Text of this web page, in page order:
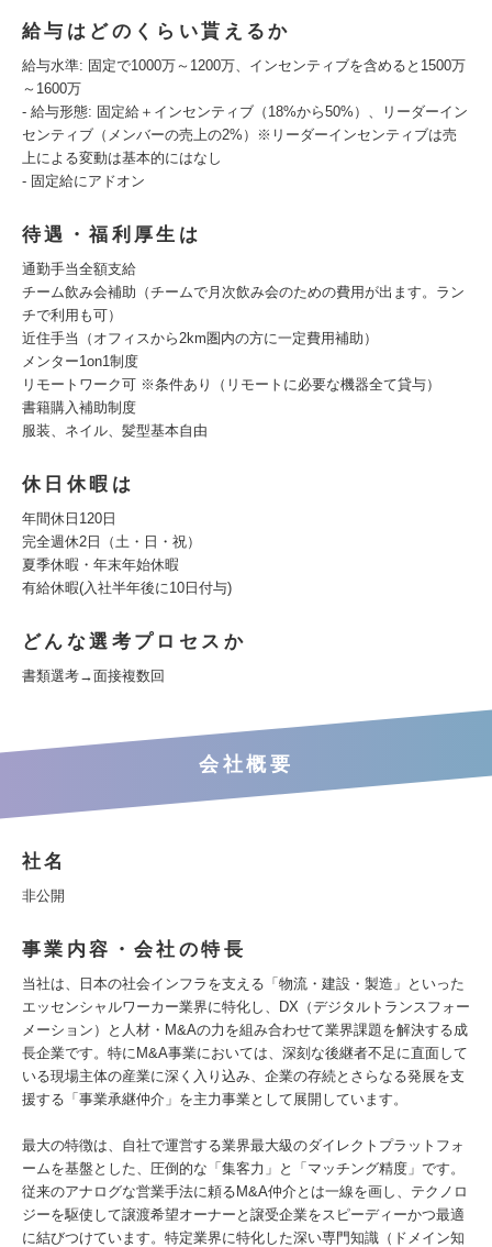
給与はどのくらい貰えるか
給与水準: 固定で1000万～1200万、インセンティブを含めると1500万
～1600万
- 給与形態: 固定給＋インセンティブ（18%から50%）、リーダーイン
センティブ（メンバーの売上の2%）※リーダーインセンティブは売
上による変動は基本的にはなし
- 固定給にアドオン
待遇・福利厚生は
通勤手当全額支給
チーム飲み会補助（チームで月次飲み会のための費用が出ます。ラン
チで利用も可）
近住手当（オフィスから2km圏内の方に一定費用補助）
メンター1on1制度
リモートワーク可 ※条件あり（リモートに必要な機器全て貸与）
書籍購入補助制度
服装、ネイル、髪型基本自由
休日休暇は
年間休日120日
完全週休2日（土・日・祝）
夏季休暇・年末年始休暇
有給休暇(入社半年後に10日付与)
どんな選考プロセスか
書類選考→面接複数回
会社概要
社名
非公開
事業内容・会社の特長
当社は、日本の社会インフラを支える「物流・建設・製造」といった
エッセンシャルワーカー業界に特化し、DX（デジタルトランスフォー
メーション）と人材・M&Aの力を組み合わせて業界課題を解決する成
長企業です。特にM&A事業においては、深刻な後継者不足に直面して
いる現場主体の産業に深く入り込み、企業の存続とさらなる発展を支
援する「事業承継仲介」を主力事業として展開しています。
最大の特徴は、自社で運営する業界最大級のダイレクトプラットフォ
ームを基盤とした、圧倒的な「集客力」と「マッチング精度」です。
従来のアナログな営業手法に頼るM&A仲介とは一線を画し、テクノロ
ジーを駆使して譲渡希望オーナーと譲受企業をスピーディーかつ最適
に結びつけています。特定業界に特化した深い専門知識（ドメイン知